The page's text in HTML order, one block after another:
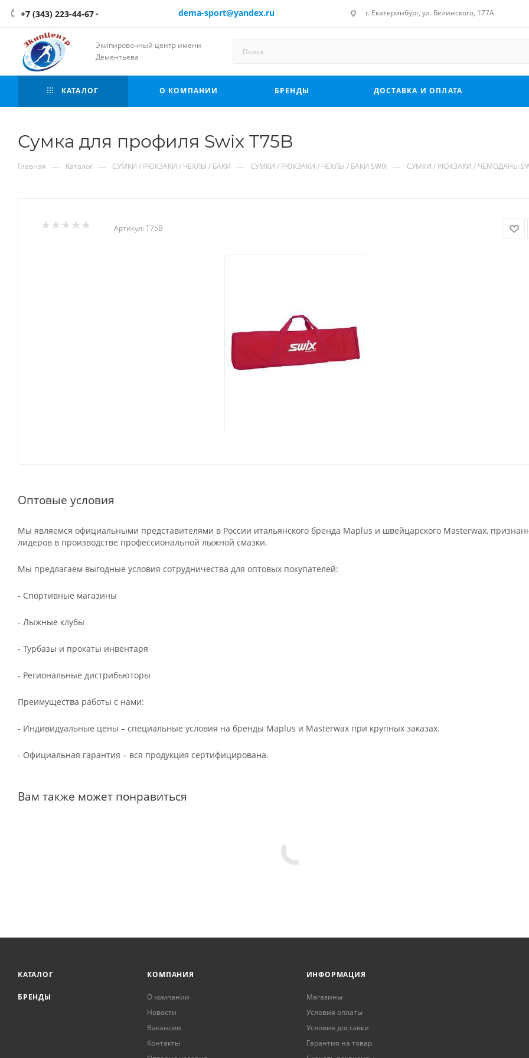
+7 (343) 223-44-67 dema-sport@yandex.ru г. Екатеринбург, ул. Белинского, 177А
Экипировочный центр имени
Дементьева
КАТАЛОГ О КОМПАНИИ БРЕНДЫ ДОСТАВКА И ОПЛАТА
Сумка для профиля Swix T75B
Главная — Каталог — СУМКИ / РЮКЗАКИ / ЧЕХЛЫ / БАКИ — СУМКИ / РЮКЗАКИ / ЧЕХЛЫ / БАКИ SWIX — CУМКИ / РЮКЗАКИ / ЧЕМОДАНЫ
Артикул: T75B
Оптовые условия
Мы являемся официальными представителями в России итальянского бренда Maplus и швейцарского Masterwax,
лидеров в производстве профессиональной лыжной смазки.
Мы предлагаем выгодные условия сотрудничества для оптовых покупателей:
- Спортивные магазины
- Лыжные клубы
- Турбазы и прокаты инвентаря
- Региональные дистрибьюторы
Преимущества работы с нами:
- Индивидуальные цены – специальные условия на бренды Maplus и Masterwax при крупных заказах.
- Официальная гарантия – вся продукция сертифицирована.
Вам также может понравиться
КАТАЛОГ
БРЕНДЫ
КОМПАНИЯ
О компании
Новости
Вакансии
Контакты
ИНФОРМАЦИЯ
Магазины
Условия оплаты
Условия доставки
Гарантия на товар